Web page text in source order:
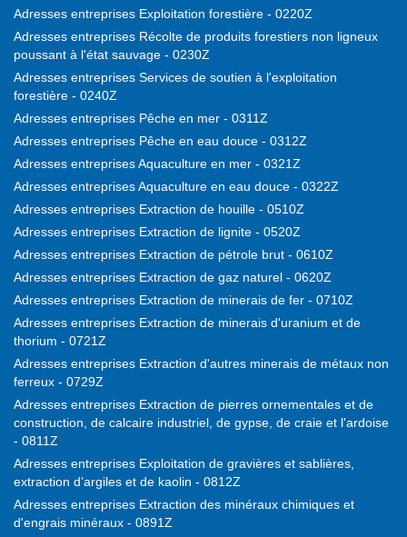
Adresses entreprises Exploitation forestière - 0220Z
Adresses entreprises Récolte de produits forestiers non ligneux
poussant à l'état sauvage - 0230Z
Adresses entreprises Services de soutien à l'exploitation
forestière - 0240Z
Adresses entreprises Pêche en mer - 0311Z
Adresses entreprises Pêche en eau douce - 0312Z
Adresses entreprises Aquaculture en mer - 0321Z
Adresses entreprises Aquaculture en eau douce - 0322Z
Adresses entreprises Extraction de houille - 0510Z
Adresses entreprises Extraction de lignite - 0520Z
Adresses entreprises Extraction de pétrole brut - 0610Z
Adresses entreprises Extraction de gaz naturel - 0620Z
Adresses entreprises Extraction de minerais de fer - 0710Z
Adresses entreprises Extraction de minerais d'uranium et de
thorium - 0721Z
Adresses entreprises Extraction d'autres minerais de métaux non
ferreux - 0729Z
Adresses entreprises Extraction de pierres ornementales et de
construction, de calcaire industriel, de gypse, de craie et l'ardoise
- 0811Z
Adresses entreprises Exploitation de gravières et sablières,
extraction d’argiles et de kaolin - 0812Z
Adresses entreprises Extraction des minéraux chimiques et
d'engrais minéraux - 0891Z